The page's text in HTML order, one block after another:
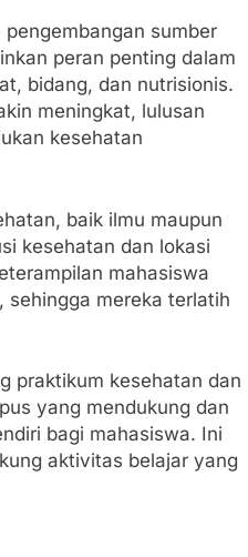
sumber
peran penting dalam
bidang, dan nutrisionis.
meningkat, lulusan
kesehatan
baik ilmu maupun
kesehatan dan lokasi
mahasiswa
sehingga mereka terlatih
praktikum kesehatan dan
yang mendukung dan
bagi mahasiswa. Ini
aktivitas belajar yang